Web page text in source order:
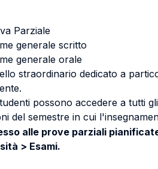
Parziale
generale scritto
generale orale
straordinario dedicato a
possono accedere a tutti
del semestre in cui
alle prove parziali
> Esami.